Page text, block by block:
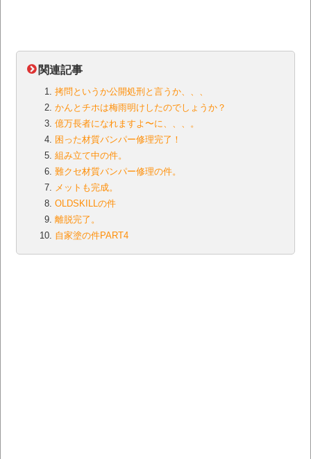
関連記事
拷問というか公開処刑と言うか、、、
かんとチホは梅雨明けしたのでしょうか？
億万長者になれますよ〜に、、、。
困った材質バンパー修理完了！
組み立て中の件。
難クセ材質バンパー修理の件。
メットも完成。
OLDSKILLの件
離脱完了。
自家塗の件PART4